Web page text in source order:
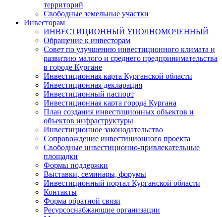
территорий
Свободные земельные участки
Инвесторам
ИНВЕСТИЦИОННЫЙ УПОЛНОМОЧЕННЫЙ
Обращение к инвесторам
Совет по улучшению инвестиционного климата и
развитию малого и среднего предпринимательства
в городе Кургане
Инвестиционная карта Курганской области
Инвестиционная декларация
Инвестиционный паспорт
Инвестиционная карта города Кургана
План создания инвестиционных объектов и
объектов инфраструктуры
Инвестиционное законодательство
Сопровождение инвестиционного проекта
Свободные инвестиционно-привлекательные
площадки
Формы поддержки
Выставки, семинары, форумы
Инвестиционный портал Курганской области
Контакты
Форма обратной связи
Ресурсоснабжающие организации